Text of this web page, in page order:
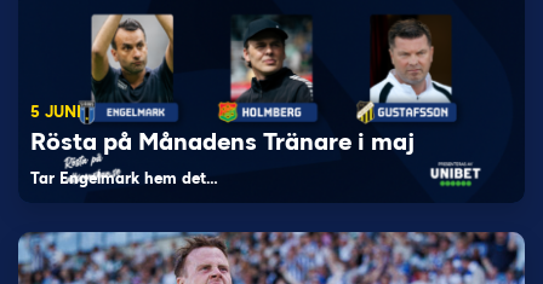
5 JUNI
Rösta på Månadens Tränare i maj
Tar Engelmark hem det…